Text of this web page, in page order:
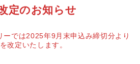
定のお知らせ
ーでは2025年9月末申込み締切分より
改定いたします。